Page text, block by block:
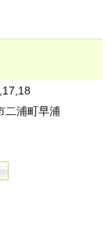
二浦町早浦